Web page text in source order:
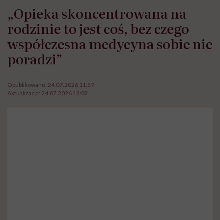
„Opieka skoncentrowana na
rodzinie to jest coś, bez czego
współczesna medycyna sobie nie
poradzi”
Opublikowano: 24.07.2026 11:57
Aktualizacja: 24.07.2026 12:02